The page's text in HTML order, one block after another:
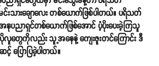
သားချောလေး တစ်ယောက်ဖြစ်ပါတယ်။ ပရိသတ်
ညာရှင်တစ်ယောက်ဖြစ်အောင် ပံ့ပိုးပေးခဲ့ကြသူ
ေကိုလည်း သူ့အနေနဲ့ ကျေးဇူးတင်ကြောင်း ဒီ
ပြောပြခဲ့ပါတယ်။